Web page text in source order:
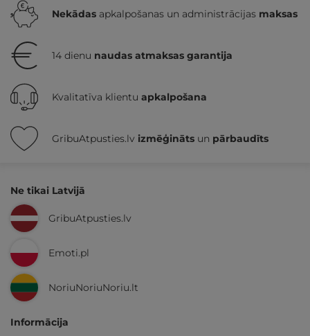
Nekādas apkalpošanas un administrācijas maksas
14 dienu naudas atmaksas garantija
Kvalitatīva klientu apkalpošana
GribuAtpusties.lv izmēģināts un pārbaudīts
Ne tikai Latvijā
GribuAtpusties.lv
Emoti.pl
NoriuNoriuNoriu.lt
Informācija